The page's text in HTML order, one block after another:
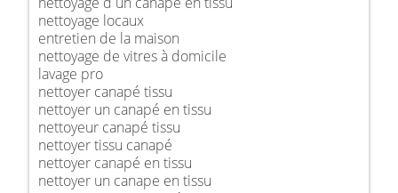
nettoyage locaux
entretien de la maison
nettoyage de vitres à domicile
lavage pro
nettoyer canapé tissu
nettoyer un canapé en tissu
nettoyeur canapé tissu
nettoyer tissu canapé
nettoyer canapé en tissu
nettoyer un canape en tissu